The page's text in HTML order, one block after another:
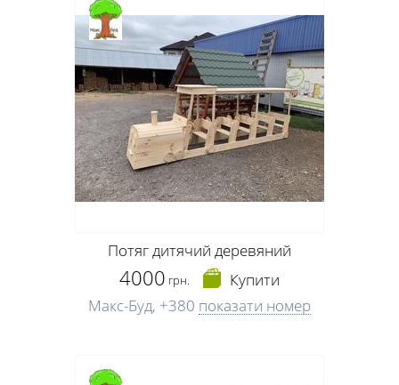
Потяг дитячий деревяний
4000 грн.
Купити
Макс-Буд, +380 показати номер